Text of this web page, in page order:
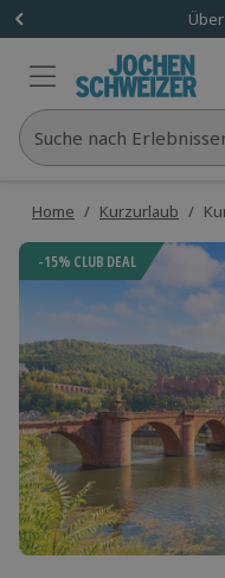
Suche nach
Home / Kurzurlaub /
-15% CLUB DEAL